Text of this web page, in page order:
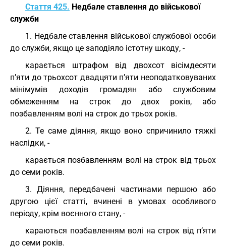
Стаття 425. Недбале ставлення до військової
служби
1. Недбале ставлення військової службової особи
до служби, якщо це заподіяло істотну шкоду, -
карається штрафом від двохсот вісімдесяти
п’яти до трьохсот двадцяти п’яти неоподатковуваних
мінімумів доходів громадян або службовим
обмеженням на строк до двох років, або
позбавленням волі на строк до трьох років.
2. Те саме діяння, якщо воно спричинило тяжкі
наслідки, -
карається позбавленням волі на строк від трьох
до семи років.
3. Діяння, передбачені частинами першою або
другою цієї статті, вчинені в умовах особливого
періоду, крім воєнного стану, -
караються позбавленням волі на строк від п’яти
до семи років.